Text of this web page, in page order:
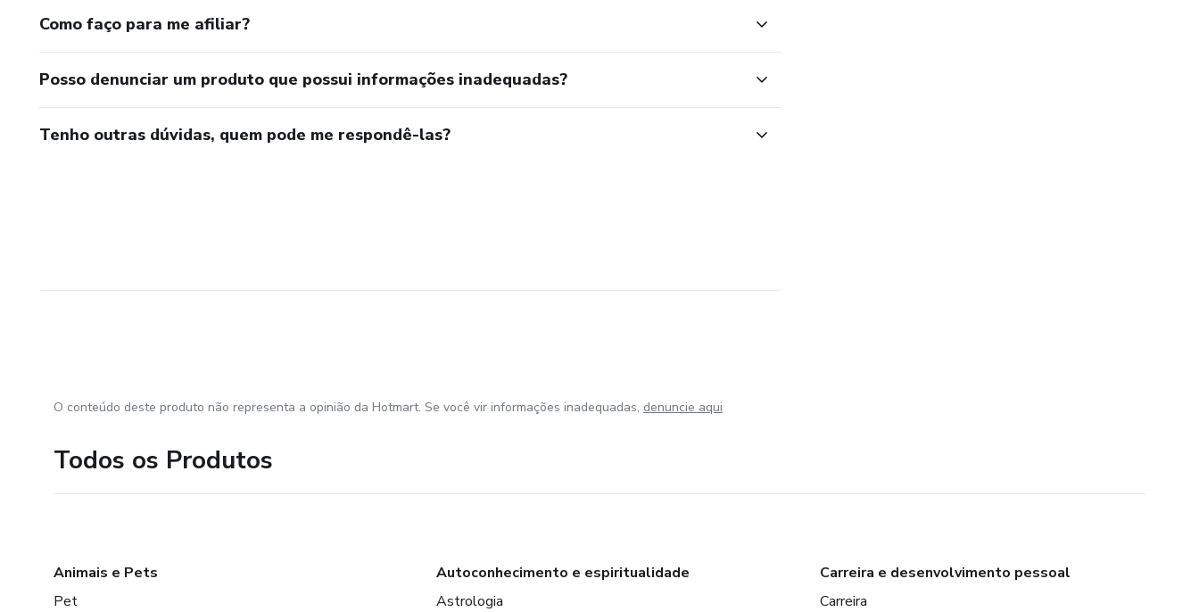
Como faço para me afiliar?
Posso denunciar um produto que possui informações inadequadas?
Tenho outras dúvidas, quem pode me respondê-las?
O conteúdo deste produto não representa a opinião da Hotmart. Se você vir informações inadequadas, denuncie aqui
Todos os Produtos
Animais e Pets
Pet
Autoconhecimento e espiritualidade
Astrologia
Carreira e desenvolvimento pessoal
Carreira